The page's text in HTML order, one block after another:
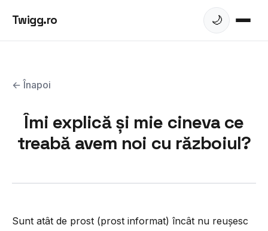
Twigg.ro 🌙
← Înapoi
Îmi explică și mie cineva ce
treabă avem noi cu războiul?
Sunt atât de prost (prost informat) încât nu reușesc